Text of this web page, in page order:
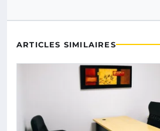
ARTICLES SIMILAIRES